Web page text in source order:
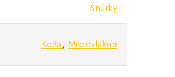
Šnúrky
Koža, Mikrovlákno